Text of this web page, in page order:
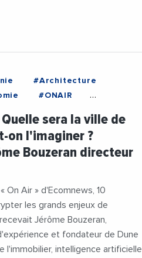
#Architecture
#ONAIR
sera la ville de
on l'imaginer ?
Bouzeran directeur
On Air » d'Ecomnews, 10
les grands enjeux de
Jérôme Bouzeran,
et fondateur de Dune
l'immobilier, intelligence artificielle